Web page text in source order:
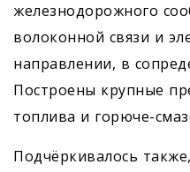
железнодорожного
волоконной связи и
направлении, в
Построены крупные
топлива и горюче-
Подчёркивалось